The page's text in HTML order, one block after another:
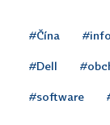
#Čína
#Dell
#software